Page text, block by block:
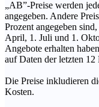
„AB”-Preise werden
angegeben. Andere
Prozent angegeben
April, 1. Juli und 1.
Angebote erhalten
auf Daten der letzten 12
Die Preise inkludieren
Kosten.